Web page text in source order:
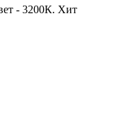
- 3200К. Хит